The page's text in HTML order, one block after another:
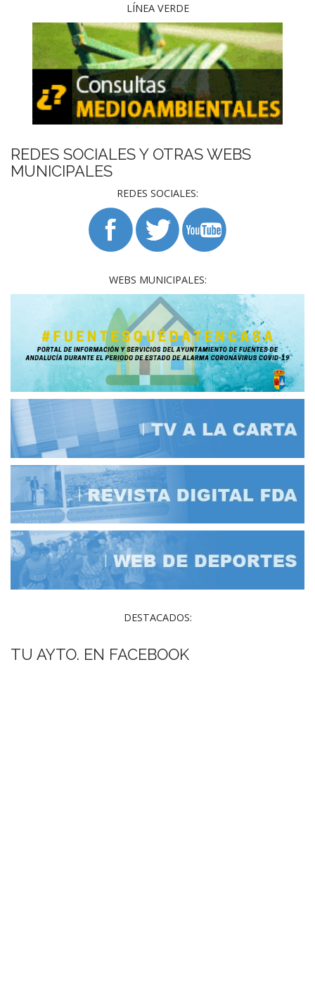
LÍNEA VERDE
REDES SOCIALES Y OTRAS WEBS
MUNICIPALES
REDES SOCIALES:
WEBS MUNICIPALES:
DESTACADOS:
TU AYTO. EN FACEBOOK